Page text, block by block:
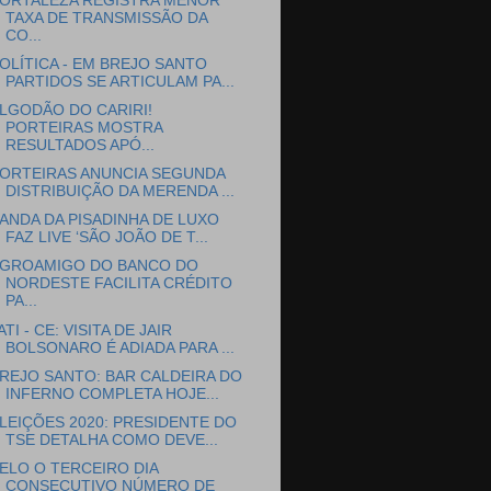
TAXA DE TRANSMISSÃO DA
CO...
- EM BREJO SANTO
PARTIDOS SE ARTICULAM PA...
DO CARIRI!
PORTEIRAS MOSTRA
RESULTADOS APÓ...
ANUNCIA SEGUNDA
DISTRIBUIÇÃO DA MERENDA ...
DA PISADINHA DE LUXO
FAZ LIVE ‘SÃO JOÃO DE T...
DO BANCO DO
NORDESTE FACILITA CRÉDITO
PA...
- CE: VISITA DE JAIR
BOLSONARO É ADIADA PARA ...
SANTO: BAR CALDEIRA DO
INFERNO COMPLETA HOJE...
2020: PRESIDENTE DO
TSE DETALHA COMO DEVE...
O TERCEIRO DIA
CONSECUTIVO NÚMERO DE